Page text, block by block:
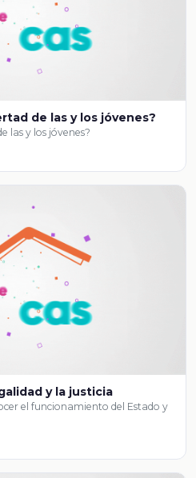
de las y los jóvenes?
las y los jóvenes?
y la justicia
el funcionamiento del Estado y